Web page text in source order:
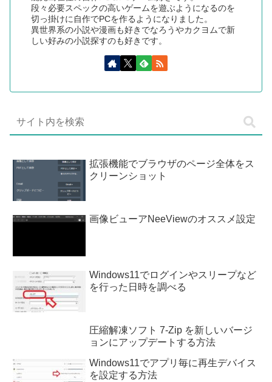
段々必要スペックの高いゲームを遊ぶようになるのを
切っ掛けに自作でPCを作るようになりました。
異世界系の小説や漫画も好きでなろうやカクヨムで新
しい好みの小説探すのも好きです。
拡張機能でブラウザのページ全体をス
クリーンショット
画像ビューアNeeViewのオススメ設定
Windows11でログインやスリープなど
を行った日時を調べる
圧縮解凍ソフト 7-Zip を新しいバージ
ョンにアップデートする方法
Windows11でアプリ毎に再生デバイス
を設定する方法